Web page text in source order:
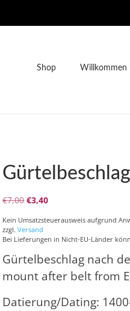
Shop Willkommen
€7,00Ursprünglicher
war:
€7,00
€3,40Aktueller
ist:
€3,40.
Kein Umsatzsteuerausweis aufgrund
zzgl.Versand
Bei Lieferungen in Nicht-EU-Länder
Gürtelbeschlag nach
mount after belt from
Datierung/Dating: